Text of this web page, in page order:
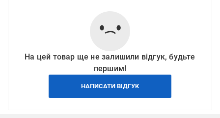
На цей товар ще не залишили відгук, будьте
першим!
НАПИСАТИ ВІДГУК